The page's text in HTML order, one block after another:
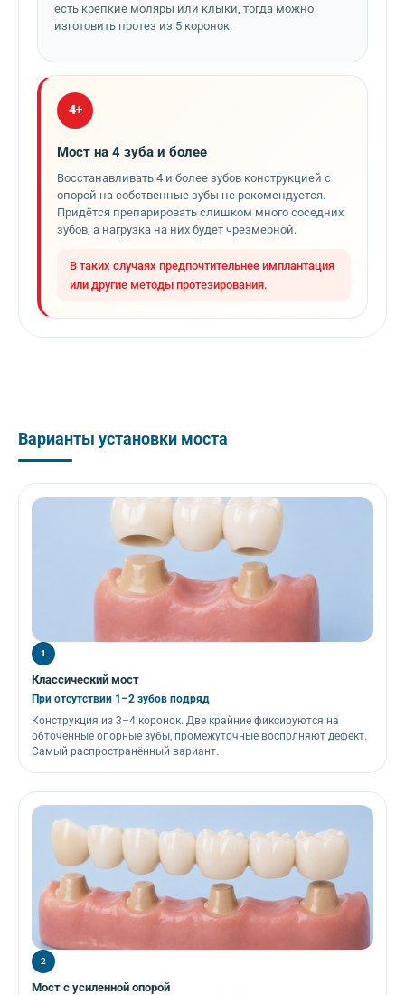
есть крепкие моляры или клыки, тогда можно
изготовить протез из 5 коронок.
4+
Мост на 4 зуба и более
Восстанавливать 4 и более зубов конструкцией с
опорой на собственные зубы не рекомендуется.
Придётся препарировать слишком много соседних
зубов, а нагрузка на них будет чрезмерной.
В таких случаях предпочтительнее имплантация
или другие методы протезирования.
Варианты установки моста
1
Классический мост
При отсутствии 1–2 зубов подряд
Конструкция из 3–4 коронок. Две крайние фиксируются на
обточенные опорные зубы, промежуточные восполняют дефект.
Самый распространённый вариант.
2
Мост с усиленной опорой